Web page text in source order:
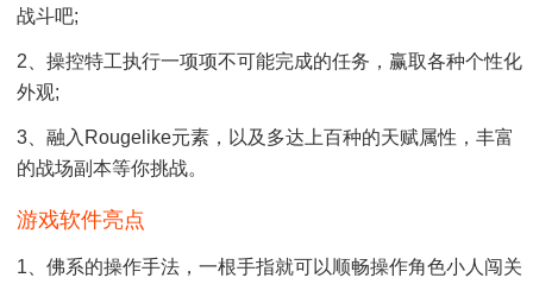
战斗吧;
2、操控特工执行一项项不可能完成的任务，赢取各种个性化
外观;
3、融入Rougelike元素，以及多达上百种的天赋属性，丰富
的战场副本等你挑战。
游戏软件亮点
1、佛系的操作手法，一根手指就可以顺畅操作角色小人闯关